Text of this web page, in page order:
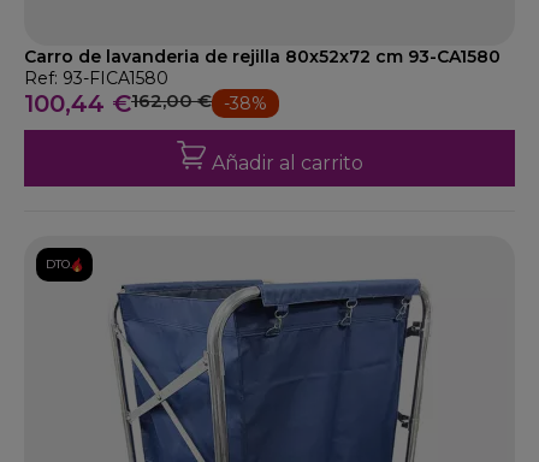
Carro de lavanderia de rejilla 80x52x72 cm 93-CA1580
Ref: 93-FICA1580
100,44 €162,00 € -38%
Añadir al carrito
DTO.